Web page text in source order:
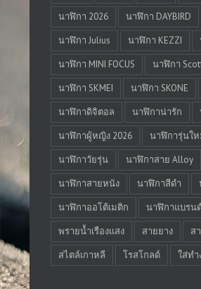
นาฬิกา 2026
นาฬิกา DAYBIRD
นาฬิกา Julius
นาฬิกา KEZZI
นาฬิกา MINI FOCUS
นาฬิกา
นาฬิกา SKMEI
นาฬิกา SKONE
นาฬิกาดิจิตอล
นาฬิกาน่ารัก
นาฬิกาผู้หญิง 2026
นาฬิการุ่นใ
นาฬิกาวัยรุ่น
นาฬิกาสาย Alloy
นาฬิกาสายหนัง
นาฬิกาสีดำ
นาฬิกาออโต้เมติก
นาฬิกาแบรน
พรายน้ำเรืองแสง
สายยาง ส
สไตล์เกาหลี
โรสโกลด์ ใส่ทำ